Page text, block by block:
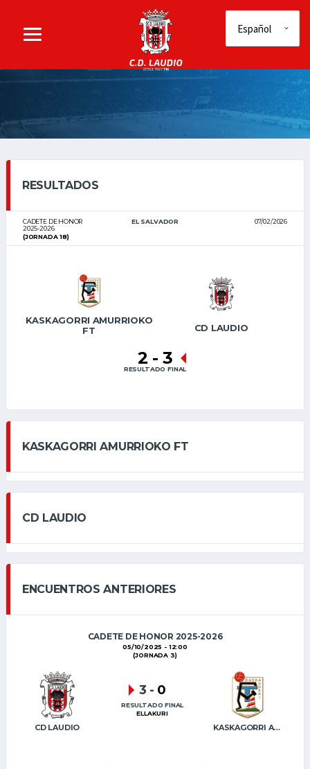
RESULTADOS
CADETE DE HONOR
2025-2026
EL SALVADOR
07/02/2026
(JORNADA 18)
KASKAGORRI AMURRIOKO
FT
CD LAUDIO
2 - 3
RESULTADO FINAL
KASKAGORRI AMURRIOKO FT
CD LAUDIO
ENCUENTROS ANTERIORES
CADETE DE HONOR 2025-2026
05/10/2025 - 12:00
(JORNADA 3)
CD LAUDIO KASKAGORRI AMURRIOKO FT
3 - 0
RESULTADO FINAL
ELLAKURI